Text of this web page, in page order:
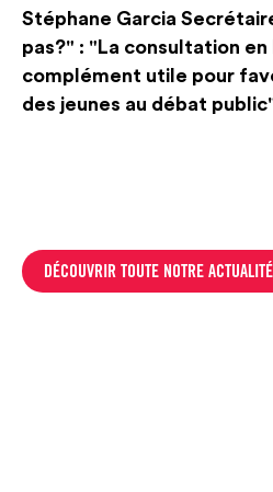
Stéphane Garcia
pas?" : "La consultation en
complément utile pour
des jeunes au débat
DÉCOUVRIR TOUTE NOTRE ACTUALITÉ